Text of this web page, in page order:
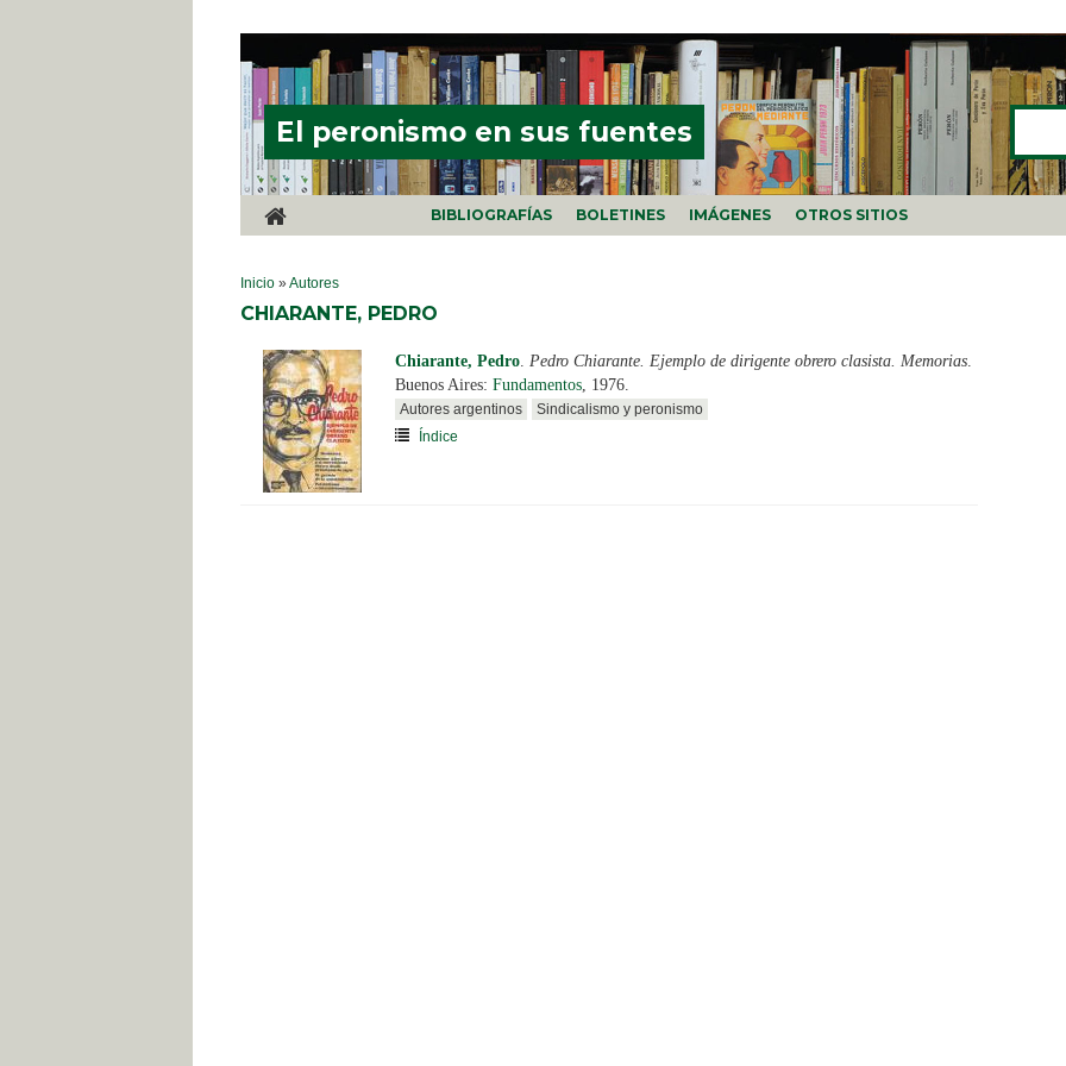
El peronismo en sus fuentes
Buscar
BIBLIOGRAFÍAS BOLETINES IMÁGENES OTROS SITIOS
SE ENCUENTRA USTED AQUÍ
Inicio »Autores
CHIARANTE, PEDRO
Chiarante, Pedro. Pedro Chiarante. Ejemplo de dirigente obrero clasista. Memorias.
Buenos Aires: Fundamentos, 1976.
Autores argentinos
Sindicalismo y peronismo
Índice